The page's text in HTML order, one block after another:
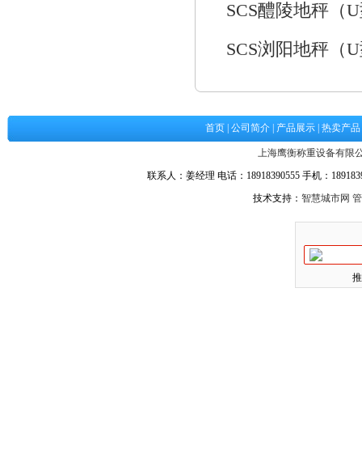
SCS醴陵地秤（
SCS浏阳地秤（
首页 公司简介 产品展示 热卖产品
上海鹰衡称重设备有限
联系人：姜经理 电话：18918390555 手机：
技术支持： 智慧城市网